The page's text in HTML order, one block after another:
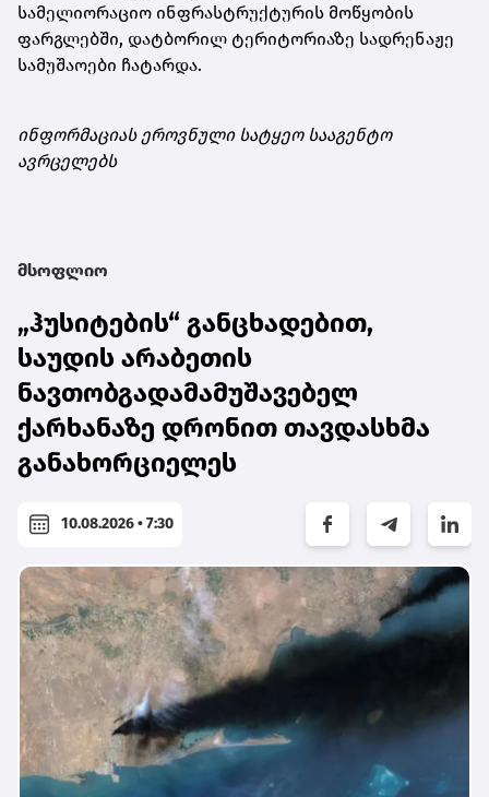
სამელიორაციო ინფრასტრუქტურის მოწყობის
ფარგლებში, დატბორილ ტერიტორიაზე სადრენაჟე
სამუშაოები ჩატარდა.
ინფორმაციას ეროვნული სატყეო სააგენტო
ავრცელებს
მსოფლიო
„ჰუსიტების“ განცხადებით,
საუდის არაბეთის
ნავთობგადამამუშავებელ
ქარხანაზე დრონით თავდასხმა
განახორციელეს
10.08.2026 • 7:30